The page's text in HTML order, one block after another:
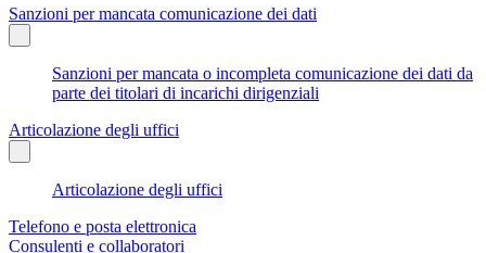
Sanzioni per mancata comunicazione dei dati
Sanzioni per mancata o incompleta comunicazione dei dati da
parte dei titolari di incarichi dirigenziali
Articolazione degli uffici
Articolazione degli uffici
Telefono e posta elettronica
Consulenti e collaboratori